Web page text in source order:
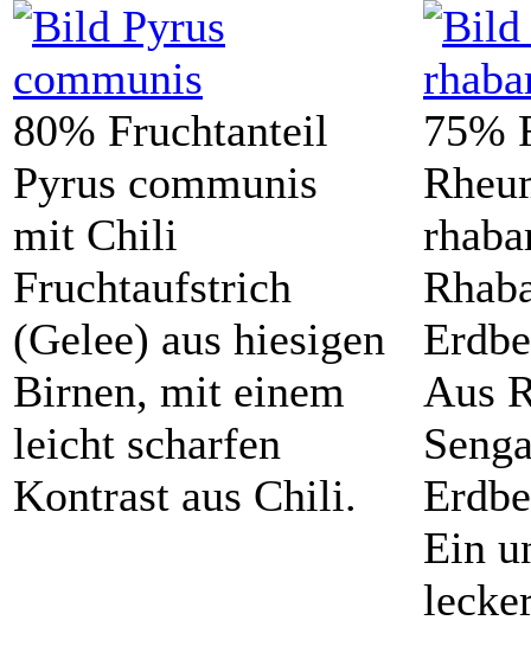
80% Fruchtanteil
Pyrus communis
mit Chili
Fruchtaufstrich
(Gelee) aus hiesigen
Birnen, mit einem
leicht scharfen
Kontrast aus Chili.
75%
Aus
Ein